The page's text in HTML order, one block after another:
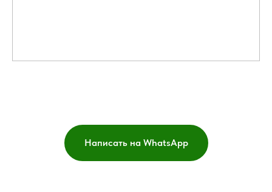
Написать на WhatsApp